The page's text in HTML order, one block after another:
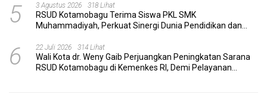
5 3 Agustus 2026 318 Lihat
RSUD Kotamobagu Terima Siswa PKL SMK
Muhammadiyah, Perkuat Sinergi Dunia Pendidikan dan
6 22 Juli 2026 314 Lihat
Wali Kota dr. Weny Gaib Perjuangkan Peningkatan Sarana
RSUD Kotamobagu di Kemenkes RI, Demi Pelayanan